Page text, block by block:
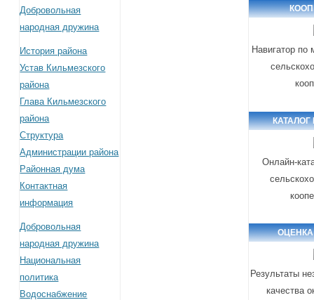
Добровольная
народная дружина
История района
Устав Кильмезского
района
Глава Кильмезского
района
Структура
Администрации района
Районная дума
Контактная
информация
Добровольная
народная дружина
Национальная
политика
Водоснабжение
Навигатор по
Онлайн-
Результаты
качества